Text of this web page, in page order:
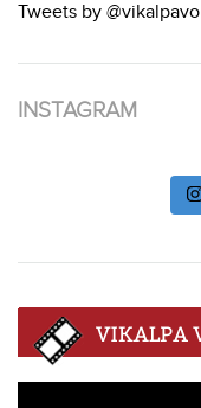
Tweets by
INSTAGRAM